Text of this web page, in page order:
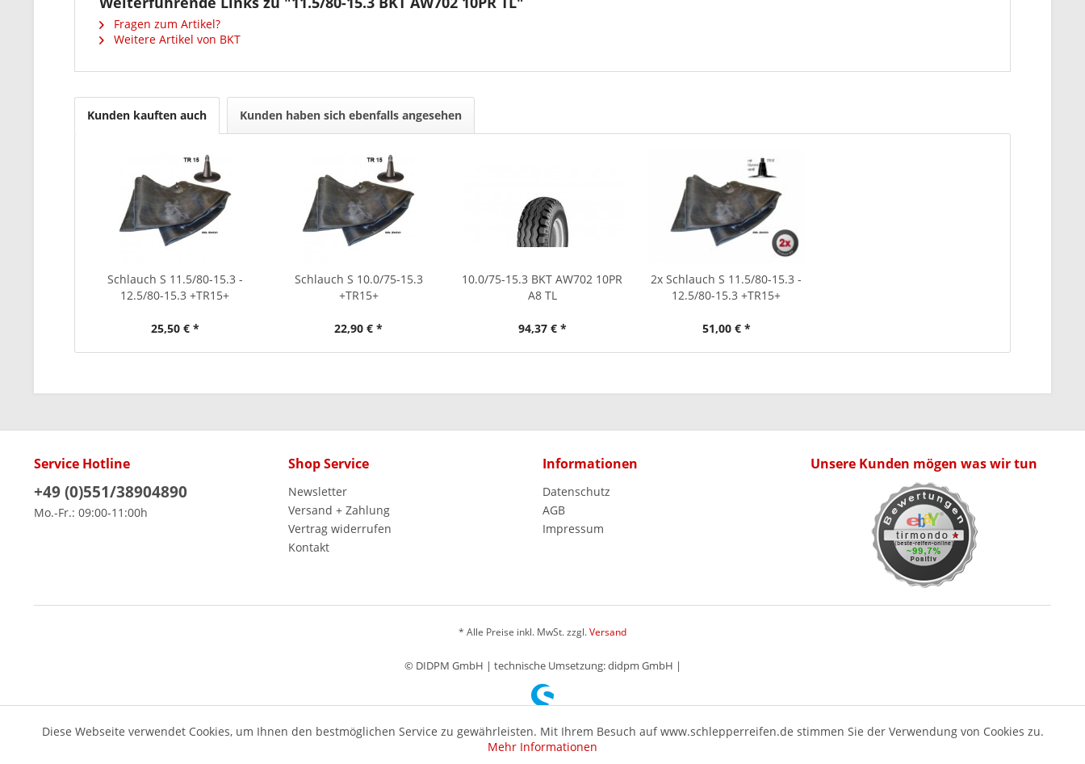
Fragen zum Artikel?
Weitere Artikel von BKT
Kunden kauften auch Kunden haben sich ebenfalls angesehen
Schlauch S 11.5/80-15.3 -
12.5/80-15.3 +TR15+
25,50 € *
Schlauch S 10.0/75-15.3
+TR15+
22,90 € *
10.0/75-15.3 BKT AW702 10PR
A8 TL
94,37 € *
2x Schlauch S 11.5/80-15.3 -
12.5/80-15.3 +TR15+
51,00 € *
Service Hotline
+49 (0)551/38904890
Mo.-Fr.: 09:00-11:00h
Shop Service
Newsletter
Versand + Zahlung
Vertrag widerrufen
Kontakt
Informationen
Datenschutz
AGB
Impressum
Unsere Kunden mögen was wir tun
* Alle Preise inkl. MwSt. zzgl.Versand
© DIDPM GmbH | technische Umsetzung: didpm GmbH |
Diese Webseite verwendet Cookies, um Ihnen den bestmöglichen Service zu gewährleisten. Mit Ihrem Besuch auf www.schlepperreifen.de stimmen Sie der Verwendung von Cookies zu.
Mehr Informationen